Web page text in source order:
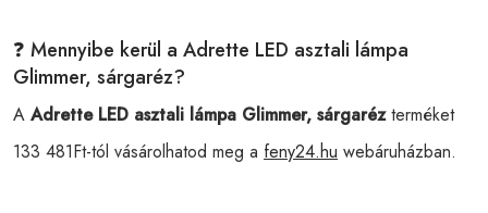
❓ Mennyibe kerül a Adrette LED asztali lámpa
Glimmer, sárgaréz?
A Adrette LED asztali lámpa Glimmer, sárgarézterméket
133 481Ft-tól vásárolhatod meg a feny24.hu webáruházban.